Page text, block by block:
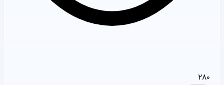
۲۸۰